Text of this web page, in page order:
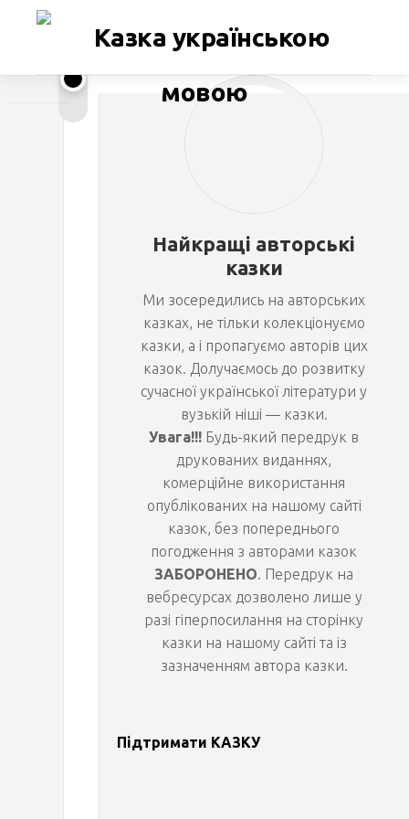
Перейти
я
н
а
т
а
л
і
с
о
в
Найкращі авторські
казки
Ми зосередились на авторських
казках, не тільки колекціонуємо
казки, а і пропагуємо авторів цих
казок. Долучаємось до розвитку
сучасної української літератури у
вузькій ніші — казки.
Увага!!! Будь-який передрук в
друкованих виданнях,
комерційне використання
опублікованих на нашому сайті
казок, без попереднього
погодження з авторами казок
ЗАБОРОНЕНО. Передрук на
вебресурсах дозволено лише у
разі гіперпосилання на сторінку
казки на нашому сайті та із
зазначенням автора казки.
Підтримати КАЗКУ